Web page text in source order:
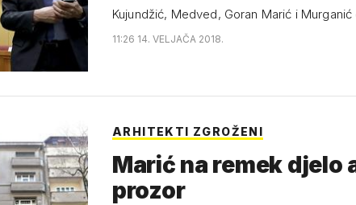
Kujundžić, Medved, Goran Marić i
11:26 14. VELJAČA 2018.
ARHITEKTI ZGROŽENI
Marić na remek djelo
prozor